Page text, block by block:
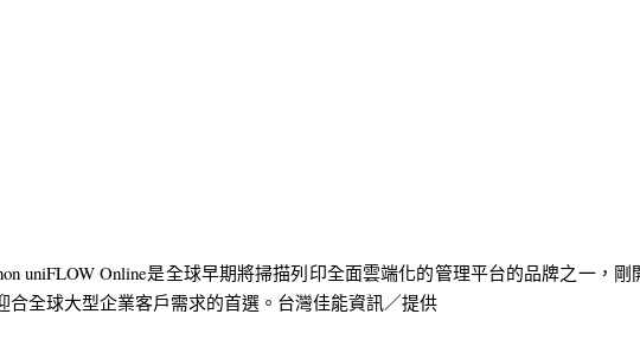
uniFLOW Online是全球早期將掃描列印全面雲端化的管理平台的品牌之一，
合全球大型企業客戶需求的首選。台灣佳能資訊／提供